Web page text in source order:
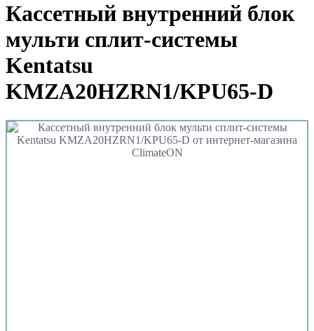
Кассетный внутренний блок
мульти сплит-системы
Kentatsu
KMZA20HZRN1/KPU65-D